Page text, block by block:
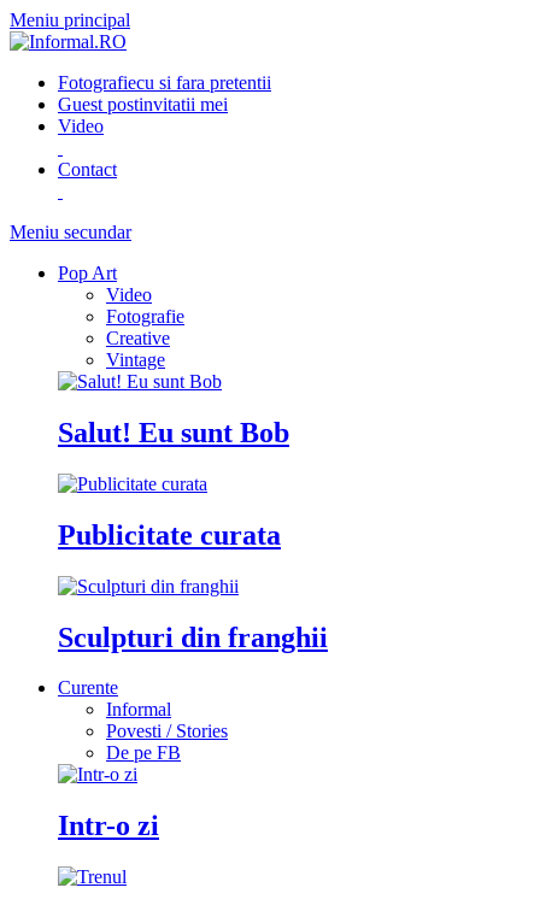
Meniu principal
Fotografiecu si fara pretentii
Guest postinvitatii mei
Video
Contact
Meniu secundar
Pop Art
Video
Fotografie
Creative
Vintage
Salut! Eu sunt Bob
Publicitate curata
Sculpturi din franghii
Curente
Informal
Povesti / Stories
De pe FB
Intr-o zi